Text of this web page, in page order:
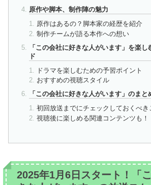
原作や脚本、制作陣の魅力
原作はあるの？脚本家の経歴を紹介
制作チームが語る本作への想い
「この会社に好きな人がいます」を楽し
ド
ドラマを楽しむための予習ポイント
おすすめの視聴スタイル
「この会社に好きな人がいます」のま
初回放送までにチェックしておくべき
視聴後に楽しめる関連コンテンツも！
2025年1月6日スタート！「